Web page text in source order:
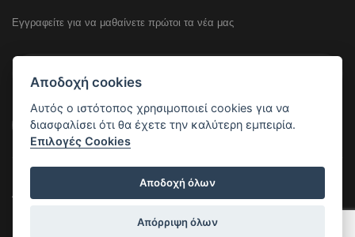
Εγγραφείτε για να μαθαίνετε πρώτοι τα νέα μας
Εγγραφή
AlfaCool Hellas © 2026 | Designed & Developed by
| All
Αποδοχή cookies
Αυτός ο ιστότοπος χρησιμοποιεί cookies για να
διασφαλίσει ότι θα έχετε την καλύτερη εμπειρία.
Επιλογές Cookies
Αποδοχή όλων
Απόρριψη όλων